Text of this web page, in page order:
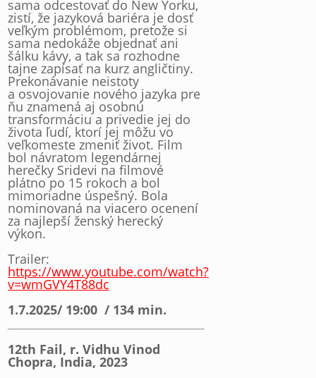
sama odcestovať do New Yorku,
zistí, že jazyková bariéra je dosť
veľkým problémom, pretože si
sama nedokáže objednať ani
šálku kávy, a tak sa rozhodne
tajne zapísať na kurz angličtiny.
Prekonávanie neistoty
a osvojovanie nového jazyka pre
ňu znamená aj osobnú
transformáciu a privedie jej do
života ľudí, ktorí jej môžu vo
veľkomeste zmeniť život. Film
bol návratom legendárnej
herečky Sridevi na filmové
plátno po 15 rokoch a bol
mimoriadne úspešný. Bola
nominovaná na viacero ocenení
za najlepší ženský herecký
výkon.
Trailer:
https://www.youtube.com/watch?
v=wmGVY4T88dc
1.7.2025/ 19:00 / 134 min.
12th Fail, r. Vidhu Vinod
Chopra, India, 2023